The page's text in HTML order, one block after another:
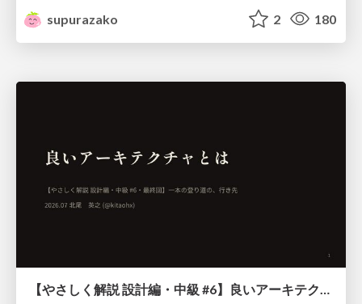
supurazako
2 180
【やさしく解説 設計編・中級 #6】良いアーキテクチャとは ～ 一本の登り道の、行き先 ～